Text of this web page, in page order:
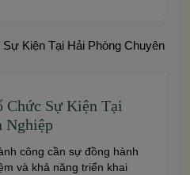
support to help
and memorable […]
Chức Sự Kiện Tại
Nghiệp
công cần sự đồng hành
và khả năng triển khai